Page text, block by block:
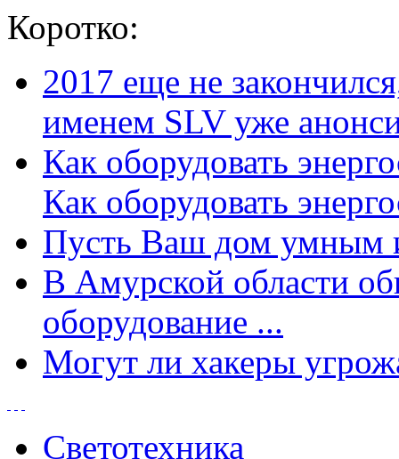
Коротко:
2017 еще не
именем SLV уже
Как оборудовать
Как оборудовать
Пусть Ваш дом умным
В Амурской области
оборудование ...
Могут ли хакеры
Светотехника